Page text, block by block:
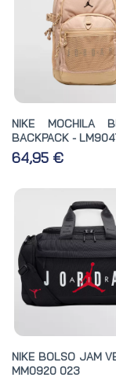
NIKE MOCHILA
BACKPACK -
64,95 €
NIKE BOLSO JAM
MM0920 023